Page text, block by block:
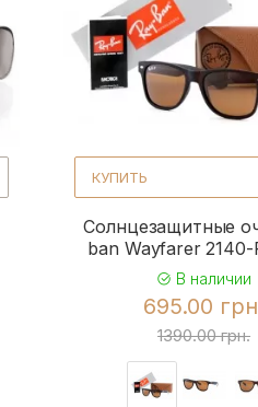
КУПИТЬ
Солнцезащитные
ban Wayfarer 2140-
В наличии
695.00
1390.00 грн.